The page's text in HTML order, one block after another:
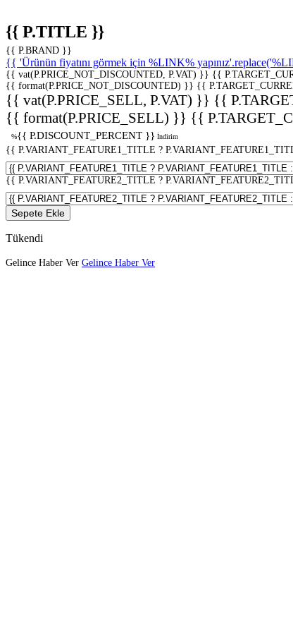
{{ P.TITLE }}
{{ P.BRAND }}
{{ 'Ürünün fiyatını görmek için %LINK%
{{ vat(P.PRICE_NOT_DISCOUNTED, P.VAT) }} {{
{{ format(P.PRICE_NOT_DISCOUNTED) }} {{
{{ vat(P.PRICE_SELL, P.VAT) }} {{
{{ format(P.PRICE_SELL) }} {{
%{{ P.DISCOUNT_PERCENT }} İndirim
{{ P.VARIANT_FEATURE1_TITLE ?
{{ P.VARIANT_FEATURE2_TITLE ?
Sepete Ekle
Tükendi
Gelince Haber Ver Gelince Haber Ver